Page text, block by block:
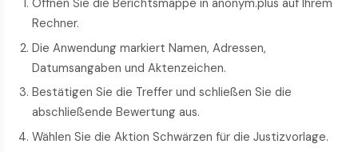
Öffnen Sie die Berichts­mappe in anonym.plus auf Ihrem
Rechner.
Die Anwendung markiert Namen, Adressen,
Datumsangaben und Aktenzeichen.
Bestätigen Sie die Treffer und schließen Sie die
abschließende Bewertung aus.
Wählen Sie die Aktion Schwärzen für die Justizvorlage.